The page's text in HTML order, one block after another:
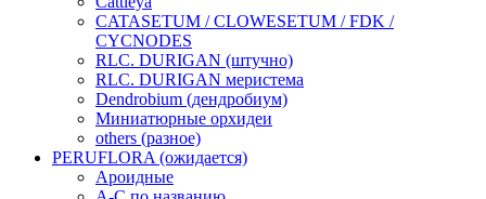
CATASETUM / CLOWESETUM / FDK /
CYCNODES
RLC. DURIGAN (штучно)
RLC. DURIGAN меристема
Dendrobium (дендробиум)
Миниатюрные орхидеи
others (разное)
PERUFLORA (ожидается)
Ароидные